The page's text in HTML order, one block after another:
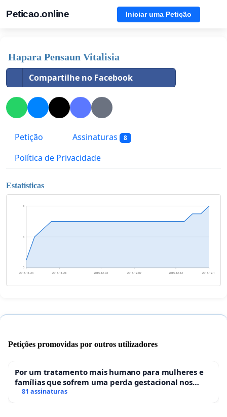
Peticao.online Iniciar uma Petição
Hapara Pensaun Vitalisia
Compartilhe no Facebook
Petição Assinaturas 8
Política de Privacidade
Estatísticas
0
4
8
2015-11-24 2015-11-28 2015-12-03 2015-12-07 2015-12-12 2015-12-16
Petições promovidas por outros utilizadores
Por um tratamento mais humano para mulheres e
famílias que sofrem uma perda gestacional nos
hospitais portugueses
81 assinaturas